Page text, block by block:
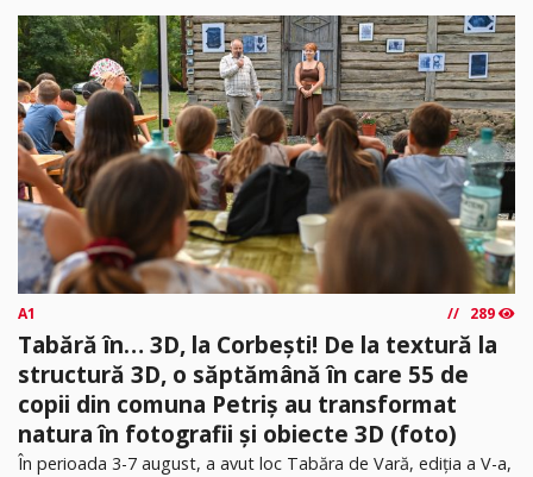
A1 289
Tabără în… 3D, la Corbești! De la textură la
structură 3D, o săptămână în care 55 de
copii din comuna Petriș au transformat
natura în fotografii și obiecte 3D (foto)
În perioada 3-7 august, a avut loc Tabăra de Vară, ediția a V-a,